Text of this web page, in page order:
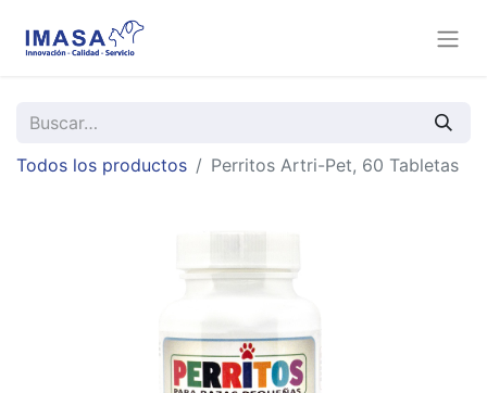
Todos los productos Perritos Artri-Pet, 60 Tabletas